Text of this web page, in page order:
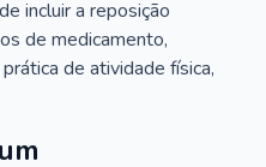
incluir a reposição
de medicamento,
de atividade física,